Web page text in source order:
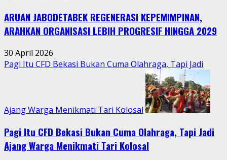
Warga
Jatimurni
di
Tengah
Aktivitas
Perkotaan
ARUAN JABODETABEK REGENERASI KEPEMIMPINAN,
ARAHKAN ORGANISASI LEBIH PROGRESIF HINGGA 2029
30 April 2026
Pagi Itu CFD Bekasi Bukan Cuma Olahraga, Tapi Jadi
Ajang Warga Menikmati Tari Kolosal
Pagi Itu CFD Bekasi Bukan Cuma Olahraga, Tapi Jadi
Ajang Warga Menikmati Tari Kolosal